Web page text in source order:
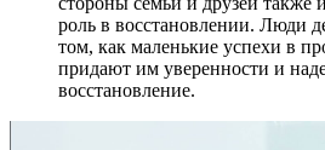
роль в восстановлении. Люди
том, как маленькие успехи в
придают им уверенности и
восстановление.